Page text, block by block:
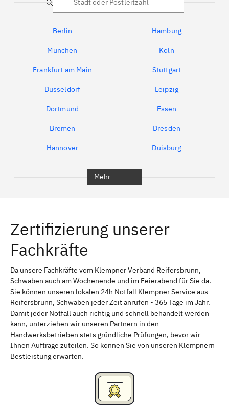
Suche
Berlin Hamburg
München Köln
Frankfurt am Main Stuttgart
Düsseldorf Leipzig
Dortmund Essen
Bremen Dresden
Hannover Duisburg
Erlangen Bamberg
Bayreuth
Schweinfurt Passau
Freising Rudelsdorf, Mittelfranken
Mehr
Zertifizierung unserer
Fachkräfte
Da unsere Fachkräfte vom Klempner Verband Reifersbrunn,
Schwaben auch am Wochenende und im Feierabend für Sie da.
Sie können unseren lokalen 24h Notfall Klempner Service aus
Reifersbrunn, Schwaben jeder Zeit anrufen - 365 Tage im Jahr.
Damit jeder Notfall auch richtig und schnell behandelt werden
kann, unterziehen wir unseren Partnern in den
Handwerksbetrieben stets gründliche Prüfungen, bevor wir
Ihnen Aufträge zuteilen. So können Sie von unseren Klempnern
Bestleistung erwarten.